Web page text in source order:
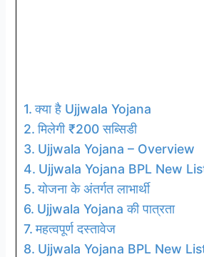
क्या है Ujjwala Yojana
मिलेगी ₹200 सब्सिडी
Ujjwala Yojana – Overview
Ujjwala Yojana BPL New
योजना के अंतर्गत लाभार्थी
Ujjwala Yojana की पात्रता
महत्वपूर्ण दस्तावेज
Ujjwala Yojana BPL New